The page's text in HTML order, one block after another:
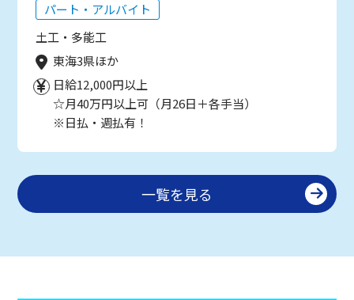
パート・アルバイト
土工・多能工
東海3県ほか
日給12,000円以上
☆月40万円以上可（月26日＋各手当）
※日払・週払有！
一覧を見る